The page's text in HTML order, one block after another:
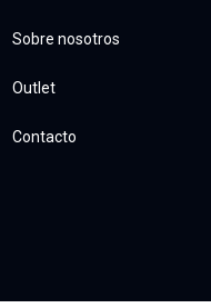
Sobre nosotros
Outlet
Contacto